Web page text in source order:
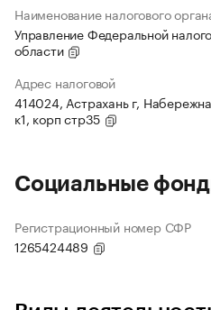
Наименование налогового
Управление Федеральной
области
Адрес налоговой
414024, Астрахань г,
к1, корп стр35
Социальные
Регистрационный номер СФР
1265424489